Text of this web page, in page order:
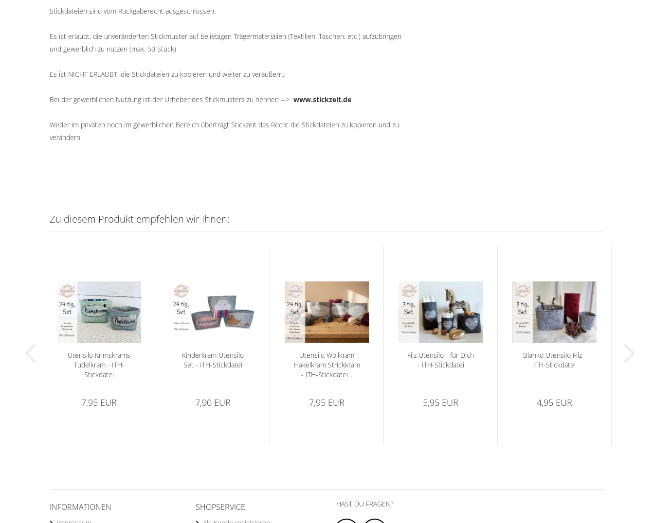
Stickdateien sind vom Rückgaberecht ausgeschlossen.
Es ist erlaubt, die unveränderten Stickmuster auf beliebigen Trägermaterialien (Textilien, Taschen, etc.) aufzubringen
und gewerblich zu nutzen (max. 50 Stück)
Es ist NICHT ERLAUBT, die Stickdateien zu kopieren und weiter zu veräußern.
Bei der gewerblichen Nutzung ist der Urheber des Stickmusters zu nennen --> www.stickzeit.de
Weder im privaten noch im gewerblichen Bereich überträgt Stickzeit das Recht die Stickdateien zu kopieren und zu
verändern.
Zu diesem Produkt empfehlen wir Ihnen:
Utensilo Krimskrams
Tüdelkram - ITH-
Stickdatei
7,95 EUR
Kinderkram Utensilo
Set - ITH-Stickdatei
7,90 EUR
Utensilo Wollkram
Häkelkram Strickkram
- ITH-Stickdatei...
7,95 EUR
Filz Utensilo - für Dich
- ITH-Stickdatei
5,95 EUR
Blanko Utensilo Filz -
ITH-Stickdatei
4,95 EUR
INFORMATIONEN SHOPSERVICE HAST DU FRAGEN?